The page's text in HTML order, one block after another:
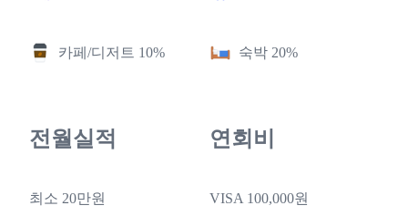
카페/디저트 10% 숙박 20%
전월실적
최소 20만원
연회비
VISA 100,000원